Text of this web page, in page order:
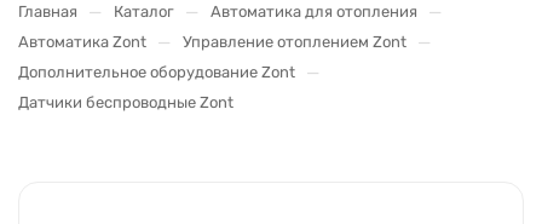
Главная — Каталог — Автоматика для отопления —
Автоматика Zont — Управление отоплением Zont —
Дополнительное оборудование Zont —
Датчики беспроводные Zont